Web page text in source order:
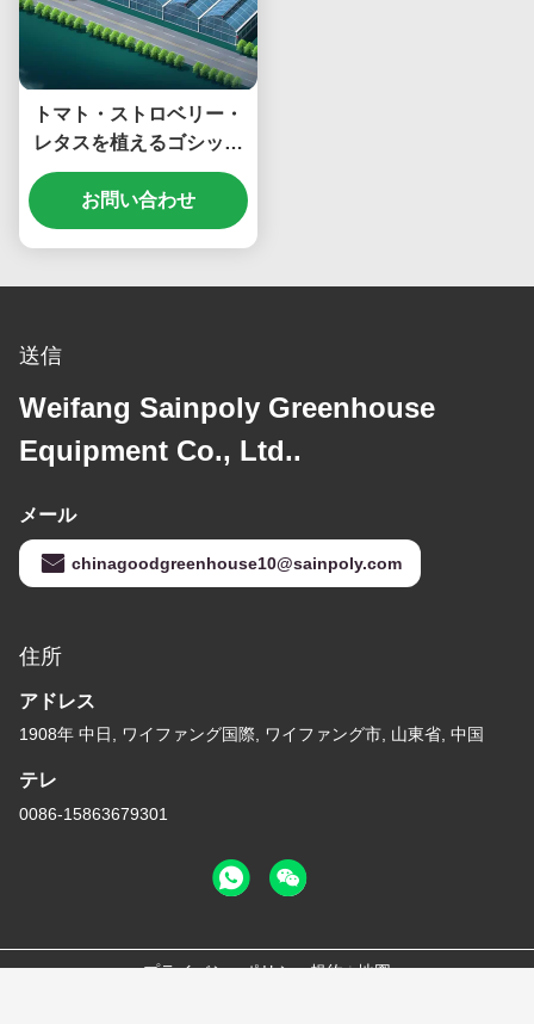
トマト・ストロベリー・
レタスを植えるゴシック
高トンネル温室
お問い合わせ
送信
Weifang Sainpoly Greenhouse
Equipment Co., Ltd..
メール
chinagoodgreenhouse10@sainpoly.com
住所
アドレス
1908年 中日, ワイファング国際, ワイファング市, 山東省, 中国
テレ
0086-15863679301
プライバシーポリシー規約|地図